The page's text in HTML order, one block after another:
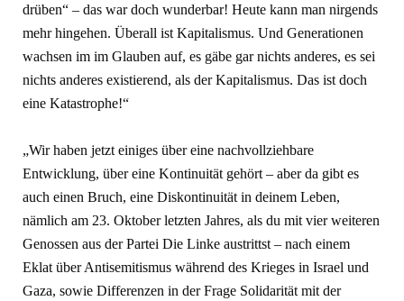
drüben“ – das war doch wunderbar! Heute kann man nirgends
mehr hingehen. Überall ist Kapitalismus. Und Generationen
wachsen im im Glauben auf, es gäbe gar nichts anderes, es sei
nichts anderes existierend, als der Kapitalismus. Das ist doch
eine Katastrophe!“
„Wir haben jetzt einiges über eine nachvollziehbare
Entwicklung, über eine Kontinuität gehört – aber da gibt es
auch einen Bruch, eine Diskontinuität in deinem Leben,
nämlich am 23. Oktober letzten Jahres, als du mit vier weiteren
Genossen aus der Partei Die Linke austrittst – nach einem
Eklat über Antisemitismus während des Krieges in Israel und
Gaza, sowie Differenzen in der Frage Solidarität mit der